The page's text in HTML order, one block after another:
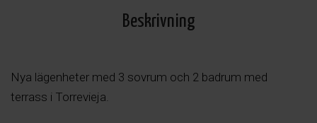
Beskrivning
Nya lägenheter med 3 sovrum och 2 badrum med
terrass i Torrevieja.